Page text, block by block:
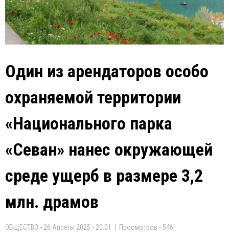
Один из арендаторов особо
охраняемой территории
«Национального парка
«Севан» нанес окружающей
среде ущерб в размере 3,2
млн. драмов
ОБЩЕСТВО - 26 Апреля 2025 - 20:01 | Просмотров - 546